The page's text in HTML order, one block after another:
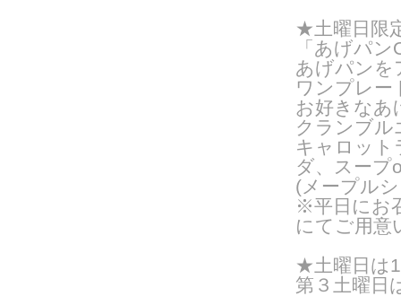
★土曜日限
「あげパ
あげパンを
ワンプレー
お好きなあ
クランブル
キャロット
ダ、スープ
(メープル
※平日にお
にてご用意
★土曜日は
第３土曜日